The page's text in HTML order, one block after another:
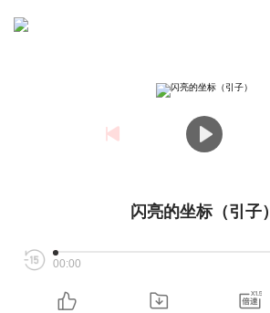
闪亮的坐标（引子）
00:00